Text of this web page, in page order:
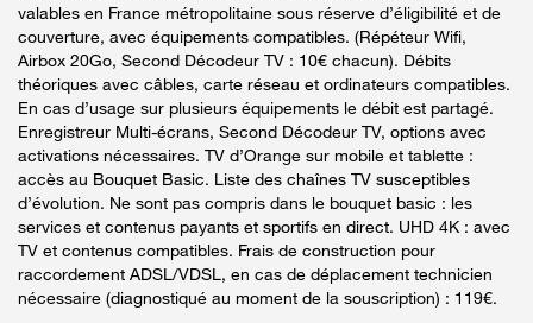
valables en France métropolitaine sous réserve d’éligibilité et de
couverture, avec équipements compatibles. (Répéteur Wifi,
Airbox 20Go, Second Décodeur TV : 10€ chacun). Débits
théoriques avec câbles, carte réseau et ordinateurs compatibles.
En cas d’usage sur plusieurs équipements le débit est partagé.
Enregistreur Multi-écrans, Second Décodeur TV, options avec
activations nécessaires. TV d’Orange sur mobile et tablette :
accès au Bouquet Basic. Liste des chaînes TV susceptibles
d’évolution. Ne sont pas compris dans le bouquet basic : les
services et contenus payants et sportifs en direct. UHD 4K : avec
TV et contenus compatibles. Frais de construction pour
raccordement ADSL/VDSL, en cas de déplacement technicien
nécessaire (diagnostiqué au moment de la souscription) : 119€.